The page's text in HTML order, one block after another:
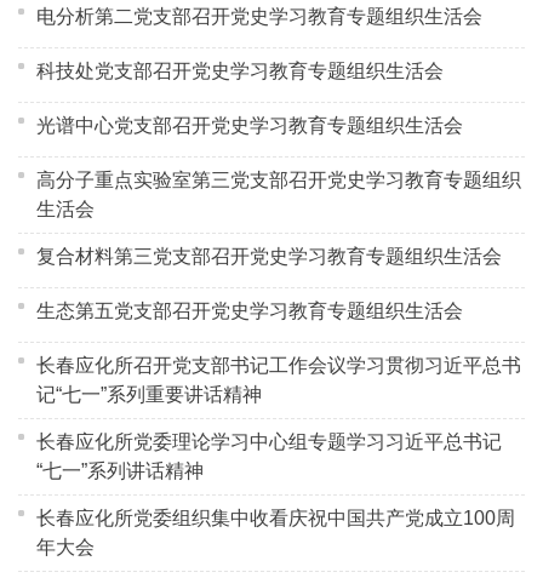
电分析第二党支部召开党史学习教育专题组织生活会
科技处党支部召开党史学习教育专题组织生活会
光谱中心党支部召开党史学习教育专题组织生活会
高分子重点实验室第三党支部召开党史学习教育专题组织
生活会
复合材料第三党支部召开党史学习教育专题组织生活会
生态第五党支部召开党史学习教育专题组织生活会
长春应化所召开党支部书记工作会议学习贯彻习近平总书
记“七一”系列重要讲话精神
长春应化所党委理论学习中心组专题学习习近平总书记
“七一”系列讲话精神
长春应化所党委组织集中收看庆祝中国共产党成立100周
年大会